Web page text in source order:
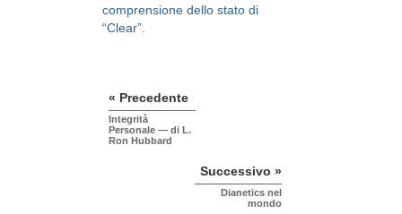
comprensione dello stato di
“Clear”.
« Precedente
Integrità
Personale — di L.
Ron Hubbard
Successivo »
Dianetics nel
mondo